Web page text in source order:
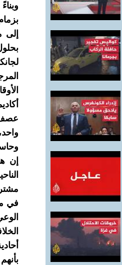
إلى
عصف
إن
في